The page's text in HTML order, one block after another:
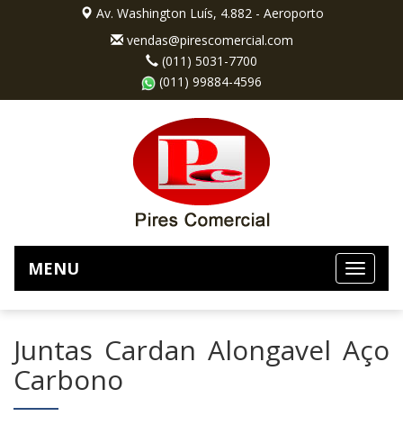
Av. Washington Luís, 4.882 - Aeroporto
vendas@pirescomercial.com
(011) 5031-7700
(011) 99884-4596
MENU
Juntas Cardan Alongavel Aço
Carbono